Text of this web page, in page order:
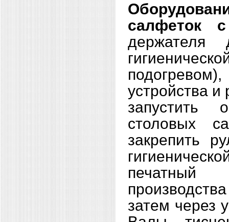
салфеток
держателя
устройства
запустить
столовых
закрепить
печатный
затем через